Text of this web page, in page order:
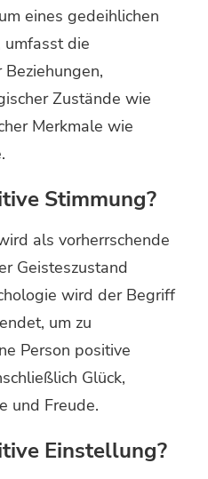
eines gedeihlichen
umfasst die
Zustände wie
Merkmale wie
Stimmung?
als vorherrschende
Geisteszustand
wird der Begriff
um zu
Person positive
Glück,
und Freude.
Einstellung?